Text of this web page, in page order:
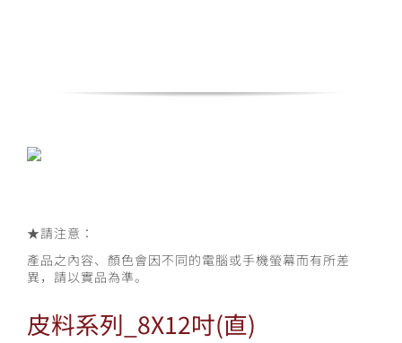
Navigation
我的帳戶
★請注意：
產品之內容、顏色會因不同的電腦或手機螢幕而有所差
異，請以實品為準。
皮料系列_8X12吋(直)